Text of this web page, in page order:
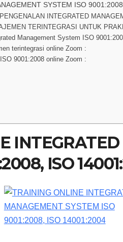
SYSTEM ISO
INTEGRATED
TERINTEGRASI UNTUK
Management System ISO
terintegrasi online Zoom :
9001:2008 online Zoom :
ISO